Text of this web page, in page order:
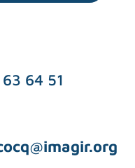
64 51